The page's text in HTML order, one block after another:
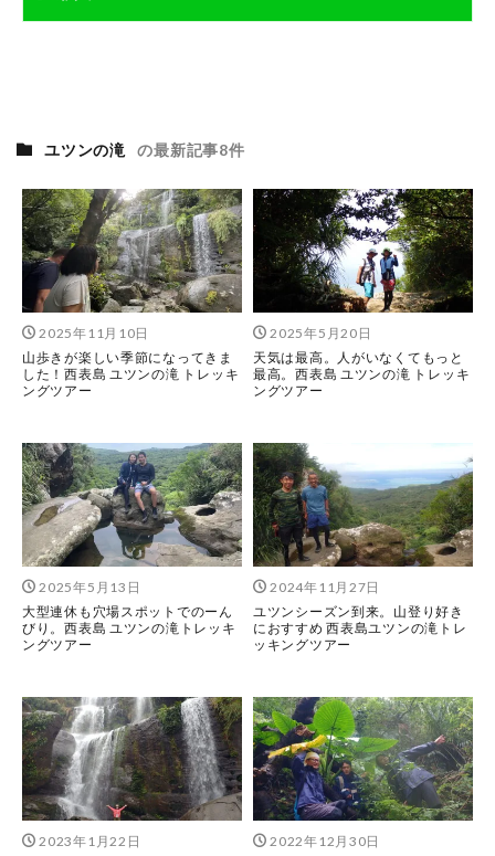
ユツンの滝 の最新記事8件
2025年11月10日
山歩きが楽しい季節になってきま
した！西表島 ユツンの滝 トレッキ
ングツアー
2025年5月20日
天気は最高。人がいなくてもっと
最高。西表島 ユツンの滝 トレッキ
ングツアー
2025年5月13日
大型連休も穴場スポットでのーん
びり。西表島 ユツンの滝トレッキ
ングツアー
2024年11月27日
ユツンシーズン到来。山登り好き
におすすめ 西表島ユツンの滝トレ
ッキングツアー
2023年1月22日
2022年12月30日